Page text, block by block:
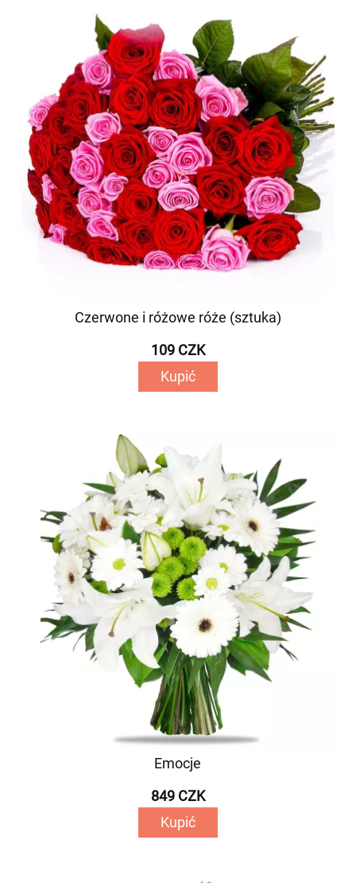
Czerwone i różowe róże (sztuka)
109 CZK
Kupić
Emocje
849 CZK
Kupić